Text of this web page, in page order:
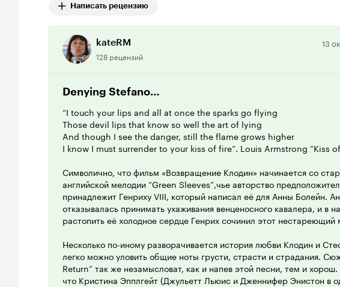
Написать рецензию
kateRM
128 рецензий
13
Denying Stefano…
“I touch your lips and all at once the sparks go flying
Those devil lips that know so well the art of lying
And though I see the danger, still the flame grows higher
I know I must surrender to your kiss of fire”. Louis Armstrong “Kiss
Символично, что фильм «Возвращение Клодин» начинается со
английской мелодии “Green Sleeves”,чье авторство
принадлежит Генриху VIII, который написал её для Анны Болейн.
отказывалась принимать ухаживания венценосного кавалера, и в
растопить её холодное сердце Генрих сочинил этот нестареющий
Несколько по-иному разворачивается история любви Клодин и
легко можно уловить общие ноты грусти, страсти и страдания.
Return” так же незамысловат, как и напев этой песни, тем и
что Кристина Эпплгейт (Джульетт Льюис и Дженнифер Энистон в